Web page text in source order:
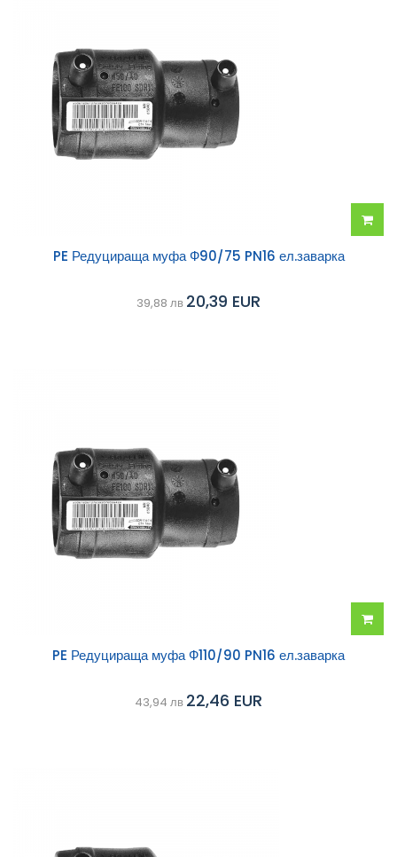
PE Редуцираща муфа Ф90/75 PN16 ел.заварка
39,88 лв 20,39 EUR
PE Редуцираща муфа Ф110/90 PN16 ел.заварка
43,94 лв 22,46 EUR